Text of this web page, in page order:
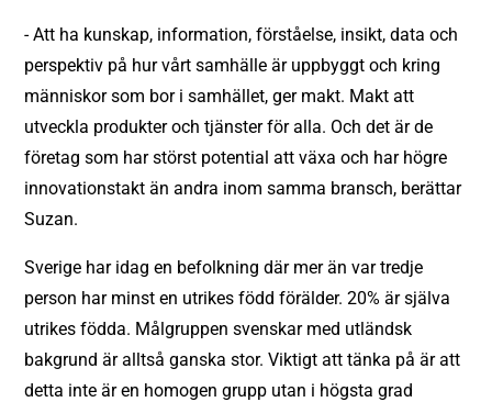
- Att ha kunskap, information, förståelse, insikt, data och
perspektiv på hur vårt samhälle är uppbyggt och kring
människor som bor i samhället, ger makt. Makt att
utveckla produkter och tjänster för alla. Och det är de
företag som har störst potential att växa och har högre
innovationstakt än andra inom samma bransch, berättar
Suzan.
Sverige har idag en befolkning där mer än var tredje
person har minst en utrikes född förälder. 20% är själva
utrikes födda. Målgruppen svenskar med utländsk
bakgrund är alltså ganska stor. Viktigt att tänka på är att
detta inte är en homogen grupp utan i högsta grad